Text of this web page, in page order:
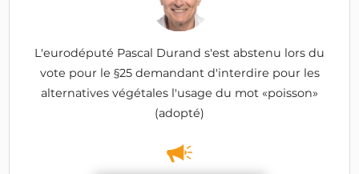
L'eurodéputé Pascal Durand s'est abstenu lors du
vote pour le §25 demandant d'interdire pour les
alternatives végétales l'usage du mot «poisson»
(adopté)